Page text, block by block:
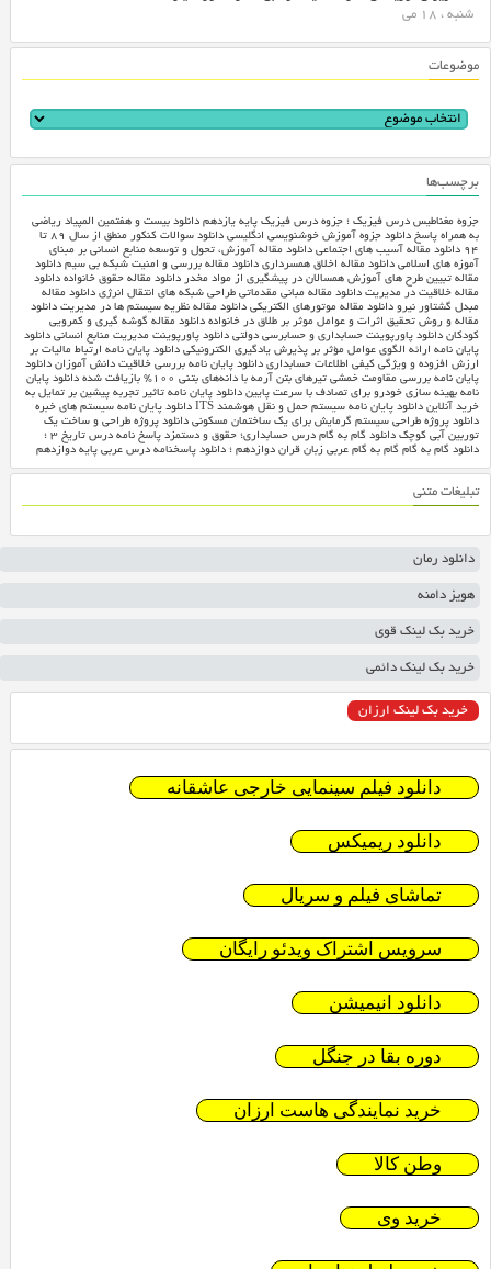
شنبه ، 18 می
موضوعات
برچسب‌ها
جزوه مغناطیس درس فیزیک ؛ جزوه درس فیزیک پایه یازدهم دانلود بیست و هفتمین المپیاد ریاضی
به همراه پاسخ دانلود جزوه آموزش خوشنویسی انگلیسی
دانلود سوالات کنکور منطق از سال ۸۹ تا
۹۴ دانلود مقاله آسیب های اجتماعی دانلود مقاله آموزش، تحول و توسعه منابع انسانی بر مبنای
آموزه های اسلامی‎ دانلود مقاله اخلاق همسرداری دانلود مقاله بررسی و امنیت شبکه بی سیم دانلود
مقاله تبیین طرح های آموزش همسالان در پیشگیری از مواد مخدر دانلود مقاله حقوق خانواده دانلود
مقاله خلاقیت در مدیریت دانلود مقاله مبانی مقدماتی طراحی شبکه های انتقال انرژی دانلود مقاله
مبدل گشتاور نیرو دانلود مقاله موتورهای الکتریکی دانلود مقاله نظریه سیستم ها در مدیریت دانلود
مقاله و روش تحقیق اثرات و عوامل موثر بر طلاق در خانواده دانلود مقاله گوشه گیری و کمرویی
کودکان دانلود پاورپوینت حسابداری و حسابرسی دولتی دانلود پاورپوینت مدیریت منابع انسانی دانلود
پایان نامه ارائه الگوی عوامل مؤثر بر پذیرش یادگیری الکترونیکی دانلود پایان نامه ارتباط مالیات بر
ارزش افزوده و ویژگی کیفی اطلاعات حسابداری دانلود پایان نامه بررسی خلاقیت دانش آموزان دانلود
پایان نامه بررسی مقاومت خمشی تیرهای بتن آرمه با دانه‌های بتنی ۱۰۰% بازیافت شده
دانلود پایان
نامه بهینه سازی خودرو برای تصادف با سرعت پایین دانلود پایان نامه تاثیر تجربه پیشین بر تمایل به
خرید آنلاین دانلود پایان نامه سیستم حمل و نقل هوشمند ITS
دانلود پایان نامه سیستم های خبره
دانلود پروژه طراحی سیستم گرمایش برای یک ساختمان مسکونی دانلود پروژه طراحی و ساخت یک
توربین آبی کوچک دانلود گام به گام درس حسابداری؛ حقوق و دستمزد
پاسخ نامه درس تاریخ ۳ ؛
دانلود گام به گام گام به گام عربی زبان قران دوازدهم ؛ دانلود پاسخنامه درس عربی پایه دوازدهم
تبلیغات متنی
دانلود رمان
هویز دامنه
خرید بک لینک قوی
خرید بک لینک دائمی
خرید بک لینک ارزان
دانلود فیلم سینمایی خارجی عاشقانه
دانلود ریمیکس
تماشای فیلم و سریال
سرویس اشتراک ویدئو رایگان
دانلود انیمیشن
دوره بقا در جنگل
خرید نمایندگی هاست ارزان
وطن کالا
خرید وی